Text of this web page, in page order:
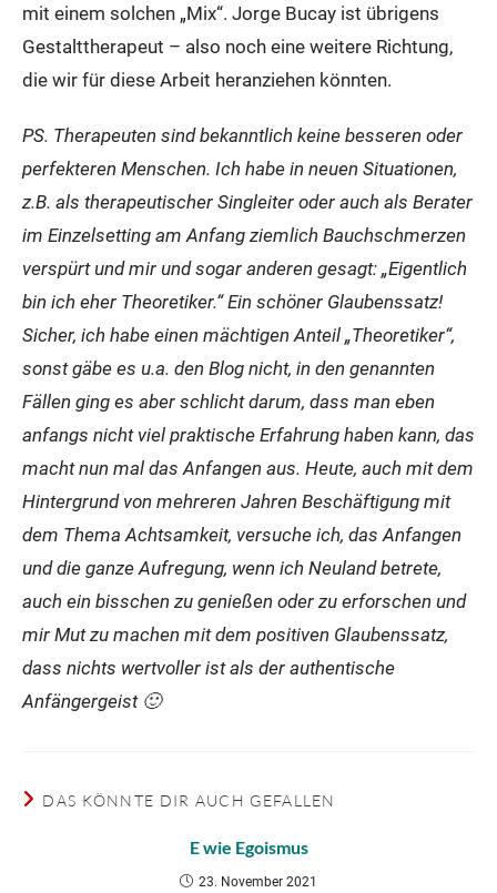
mit einem solchen „Mix“. Jorge Bucay ist übrigens
Gestalttherapeut – also noch eine weitere Richtung,
die wir für diese Arbeit heranziehen könnten.
PS. Therapeuten sind bekanntlich keine besseren oder
perfekteren Menschen. Ich habe in neuen Situationen,
z.B. als therapeutischer Singleiter oder auch als Berater
im Einzelsetting am Anfang ziemlich Bauchschmerzen
verspürt und mir und sogar anderen gesagt: „Eigentlich
bin ich eher Theoretiker.“ Ein schöner Glaubenssatz!
Sicher, ich habe einen mächtigen Anteil „Theoretiker“,
sonst gäbe es u.a. den Blog nicht, in den genannten
Fällen ging es aber schlicht darum, dass man eben
anfangs nicht viel praktische Erfahrung haben kann, das
macht nun mal das Anfangen aus. Heute, auch mit dem
Hintergrund von mehreren Jahren Beschäftigung mit
dem Thema Achtsamkeit, versuche ich, das Anfangen
und die ganze Aufregung, wenn ich Neuland betrete,
auch ein bisschen zu genießen oder zu erforschen und
mir Mut zu machen mit dem positiven Glaubenssatz,
dass nichts wertvoller ist als der authentische
Anfängergeist 🙂
DAS KÖNNTE DIR AUCH GEFALLEN
E wie Egoismus
23. November 2021